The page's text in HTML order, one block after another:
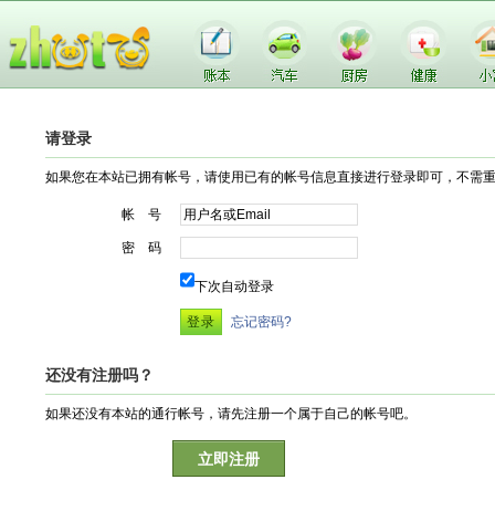
请登录
如果您在本站已拥有帐号，请使用已有的帐号信息直接进行登录即可，不需
帐 号
密 码
下次自动登录
忘记密码?
还没有注册吗？
如果还没有本站的通行帐号，请先注册一个属于自己的帐号吧。
立即注册